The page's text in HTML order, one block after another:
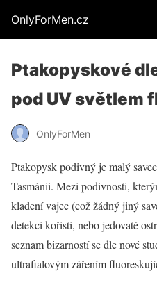
OnlyForMen.cz
Ptakopyskové
pod UV světlem
OnlyForMen
Ptakopysk podivný je malý
Tasmánii. Mezi podivnosti,
kladení vajec (což žádný jiný
detekci kořisti, nebo jedovaté
seznam bizarností se dle nové
ultrafialovým zářením